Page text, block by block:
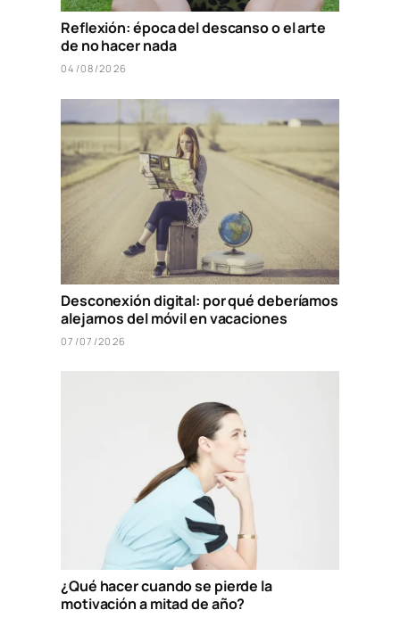
Reflexión: época del descanso o el arte
de no hacer nada
04/08/2026
Desconexión digital: por qué deberíamos
alejarnos del móvil en vacaciones
07/07/2026
¿Qué hacer cuando se pierde la
motivación a mitad de año?